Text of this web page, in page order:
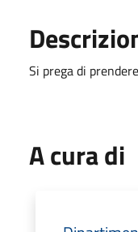
Si prega di
A cura di